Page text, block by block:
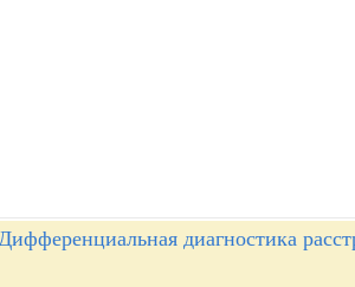
диагностика